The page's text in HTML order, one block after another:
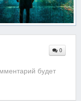
0
будет